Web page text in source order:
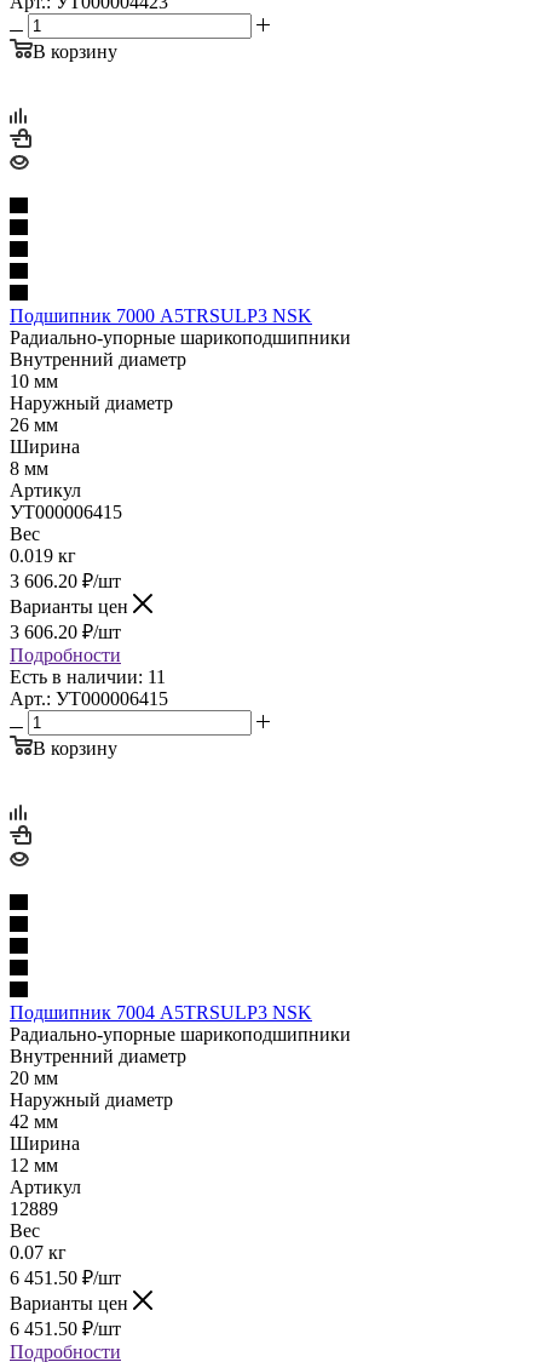
В корзину
Подшипник 7000 A5TRSULP3 NSK
Радиально-упорные шарикоподшипники
Внутренний диаметр
10 мм
Наружный диаметр
26 мм
Ширина
8 мм
Артикул
УТ000006415
Вес
0.019 кг
3 606.20 ₽/шт
Варианты цен
3 606.20 ₽/шт
Подробности
Есть в наличии: 11
Арт.: УТ000006415
В корзину
Подшипник 7004 A5TRSULP3 NSK
Радиально-упорные шарикоподшипники
Внутренний диаметр
20 мм
Наружный диаметр
42 мм
Ширина
12 мм
Артикул
12889
Вес
0.07 кг
6 451.50 ₽/шт
Варианты цен
6 451.50 ₽/шт
Подробности